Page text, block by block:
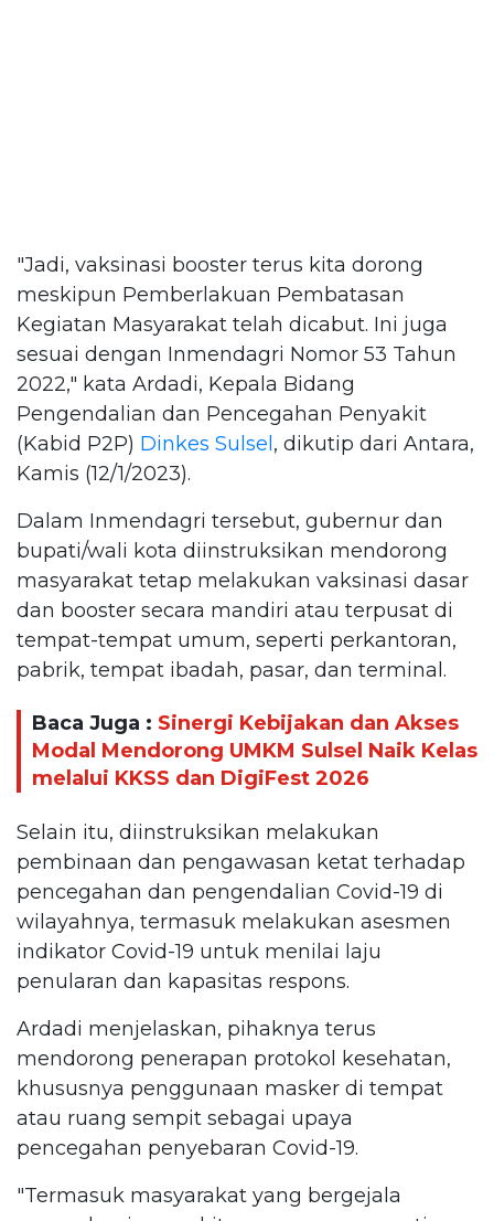
"Jadi, vaksinasi booster terus kita dorong
meskipun Pemberlakuan Pembatasan
Kegiatan Masyarakat telah dicabut. Ini juga
sesuai dengan Inmendagri Nomor 53 Tahun
2022," kata Ardadi, Kepala Bidang
Pengendalian dan Pencegahan Penyakit
(Kabid P2P) Dinkes Sulsel , dikutip dari Antara,
Kamis (12/1/2023).
Dalam Inmendagri tersebut, gubernur dan
bupati/wali kota diinstruksikan mendorong
masyarakat tetap melakukan vaksinasi dasar
dan booster secara mandiri atau terpusat di
tempat-tempat umum, seperti perkantoran,
pabrik, tempat ibadah, pasar, dan terminal.
Baca Juga : Sinergi Kebijakan dan Akses
Modal Mendorong UMKM Sulsel Naik Kelas
melalui KKSS dan DigiFest 2026
Selain itu, diinstruksikan melakukan
pembinaan dan pengawasan ketat terhadap
pencegahan dan pengendalian Covid-19 di
wilayahnya, termasuk melakukan asesmen
indikator Covid-19 untuk menilai laju
penularan dan kapasitas respons.
Ardadi menjelaskan, pihaknya terus
mendorong penerapan protokol kesehatan,
khususnya penggunaan masker di tempat
atau ruang sempit sebagai upaya
pencegahan penyebaran Covid-19.
"Termasuk masyarakat yang bergejala